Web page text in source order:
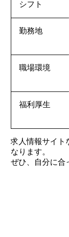
シフト
勤務地
職場環境
福利厚生
求人情報サイト
なります。
ぜひ、自分に合